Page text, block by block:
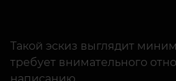
Такой эскиз выглядит
требует внимательного